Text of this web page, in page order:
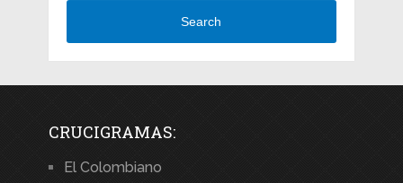
Search
CRUCIGRAMAS:
El Colombiano